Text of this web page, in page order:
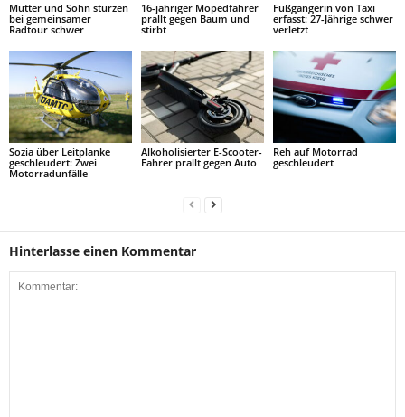
Mutter und Sohn stürzen
bei gemeinsamer
Radtour schwer
16-jähriger Mopedfahrer
prallt gegen Baum und
stirbt
Fußgängerin von Taxi
erfasst: 27-Jährige schwer
verletzt
Sozia über Leitplanke
geschleudert: Zwei
Motorradunfälle
Alkoholisierter E-Scooter-
Fahrer prallt gegen Auto
Reh auf Motorrad
geschleudert
Hinterlasse einen Kommentar